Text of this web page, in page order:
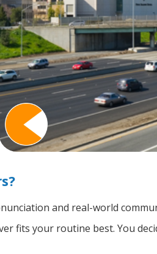
and real-world
fits your routine best. You